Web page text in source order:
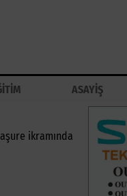
ASAYİŞ
ikramında